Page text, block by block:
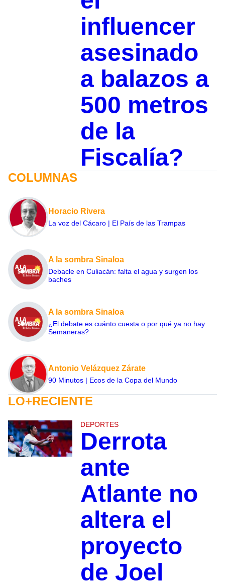
influencer
asesinado
a balazos a
500 metros
de la
Fiscalía?
COLUMNAS
Horacio Rivera
La voz del Cácaro | El País de las Trampas
A la sombra Sinaloa
Debacle en Culiacán: falta el agua y surgen los
baches
A la sombra Sinaloa
¿El debate es cuánto cuesta o por qué ya no hay
Semaneras?
Antonio Velázquez Zárate
90 Minutos | Ecos de la Copa del Mundo
LO+RECIENTE
DEPORTES
Derrota
ante
Atlante no
altera el
proyecto
de Joel